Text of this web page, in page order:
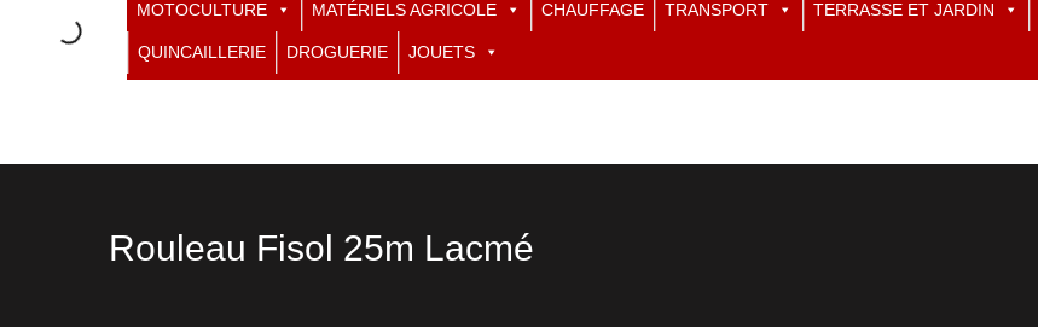
MOTOCULTURE MATÉRIELS AGRICOLE CHAUFFAGE TRANSPORT TERRASSE ET JARDIN
QUINCAILLERIE DROGUERIE JOUETS
Rouleau Fisol 25m Lacmé